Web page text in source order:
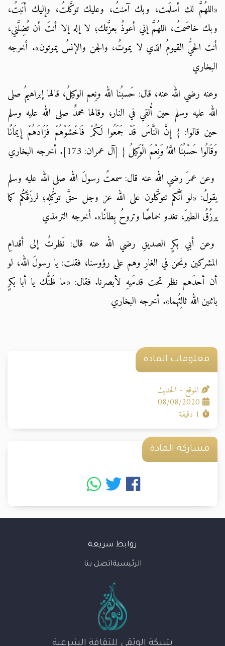
«اللهُمَّ لك أسلَمت، وبك آمنتُ، وعليك توكَّلتُ، وإليك أنَبتُ،
وبك خاصَمتُ، اللهُمَّ إني أعوذُ بعزَّتك؛ لا إله إلا أنتَ أن تُضِلَّني،
أنت الحيُّ القيومُ الذي لا يموتُ، والجن والإنسُ يموتون». أخرجه
البخاري
وعنه رضي الله عنه، قال: حَسبُنا الله ونِعم الوكيلُ، قالها إبراهيمُ صلى
الله عليه وسلم حين أُلقي في النار، وقالها محمدٌ صلى الله عليه وسلم
حين قالوا: { إِنَّ النَّاسَ قَدْ جَمَعُوا لَكُمْ فَاخْشَوْهُمْ فَزَادَهُمْ إِيمَانًا
وَقَالُوا حَسْبُنَا اللَّهُ وَنِعْمَ الْوَكِيلُ } [آل عمران: 173]. أخرجه البخاري
وعن عمرَ رضي الله عنه قال: سمعتُ رسولَ الله صلى الله عليه وسلم
يقولُ: «لو أنَّكم تتوكَّلون على الله عز وجل حقَّ توكُّلِه؛ لرزَقَكُم كما
يرزُقُ الطيرَ، تغدو خماصًا وتروحُ بِطانًا». أخرجه الترمذي
وعن أبي بكرٍ الصديقِ رضي الله عنه قال: نَظرتُ إلى أقدامِ
المشركين ونحن في الغارِ وهم على رؤوسنا، فقلت: يا رسولَ الله، لو
أن أحدَهم نظر تحت قدمَيهِ لأبصرنا. فقال: «ما ظَنُّك يا أبا بكرٍ
باثنين الله ثالِثُهما». أخرجه البخاري
معلومات المادة
الموقع - الحديث
1 دقيقة
مشاركة المادة
روابط سريعة
الرئيسيةاتصل بنا
شبكة الوثقى للثقافة الشرعية